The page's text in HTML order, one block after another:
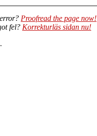
Proofread the page now!
fel? Korrekturläs sidan nu!